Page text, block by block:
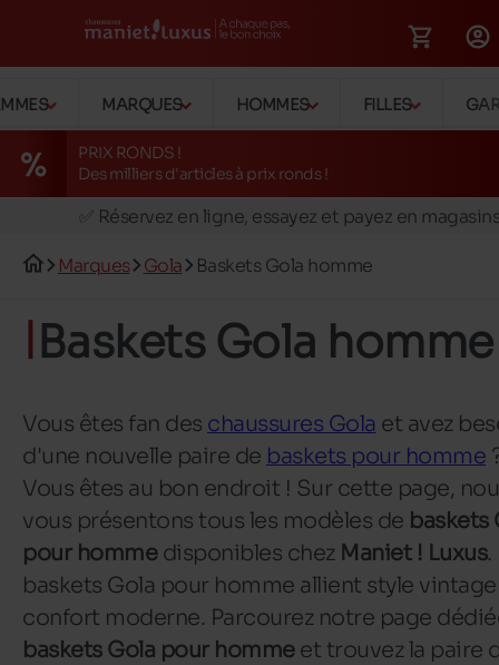
MARQUES HOMMES FILLES
PRIX RONDS !
Des milliers d'articles à prix ronds !
🚛 Livraison gratuite en magasins
✅ Réservez en ligne, essayez et payez en
🔁 retours valables pendant 30 jours
🚛 Livraison gratuite en magasins
Marques Gola Baskets Gola homme
Baskets Gola homme
Vous êtes fan des chaussures Gola et avez
d'une nouvelle paire de baskets pour homme
Vous êtes au bon endroit ! Sur cette page,
vous présentons tous les modèles de baskets
pour homme disponibles chez Maniet ! Luxus.
baskets Gola pour homme allient style
confort moderne. Parcourez notre page
baskets Gola pour hommeet trouvez la paire